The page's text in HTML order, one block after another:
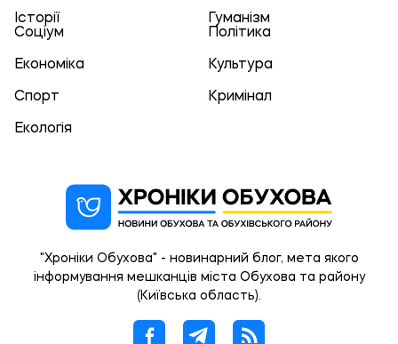
Історії
Гуманізм
Соціум
Політика
Економіка Культура
Спорт Кримінал
Екологія
"Хроніки Обухова" - новинарний блог, мета якого
інформування мешканців міста Обухова та району
(Київська область).